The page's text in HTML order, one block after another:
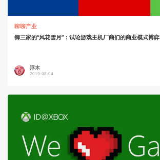
聊聊产业
御三家的“风花雪月”：试论游戏主机厂商们的商业模式博弈
浮木
2019-08-04